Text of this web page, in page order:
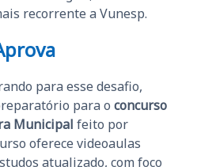
recorrente a Vunesp.
para esse desafio,
para o concurso
Municipal feito por
oferece videoaulas
atualizado, com foco